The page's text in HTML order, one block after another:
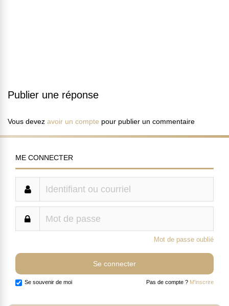
Publier une réponse
Vous devez avoir un compte pour publier un commentaire
ME CONNECTER
Mot de passe oublié
Se souvenir de moi Pas de compte ? M'inscrire